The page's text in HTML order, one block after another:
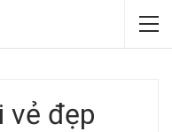
vẻ đẹp